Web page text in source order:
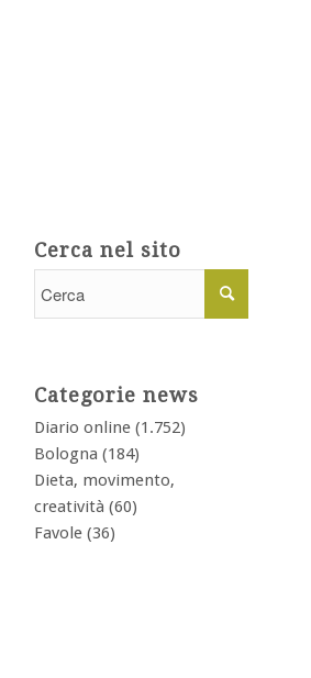
Cerca nel sito
Categorie news
Diario online (1.752)
Bologna (184)
Dieta, movimento,
creatività (60)
Favole (36)